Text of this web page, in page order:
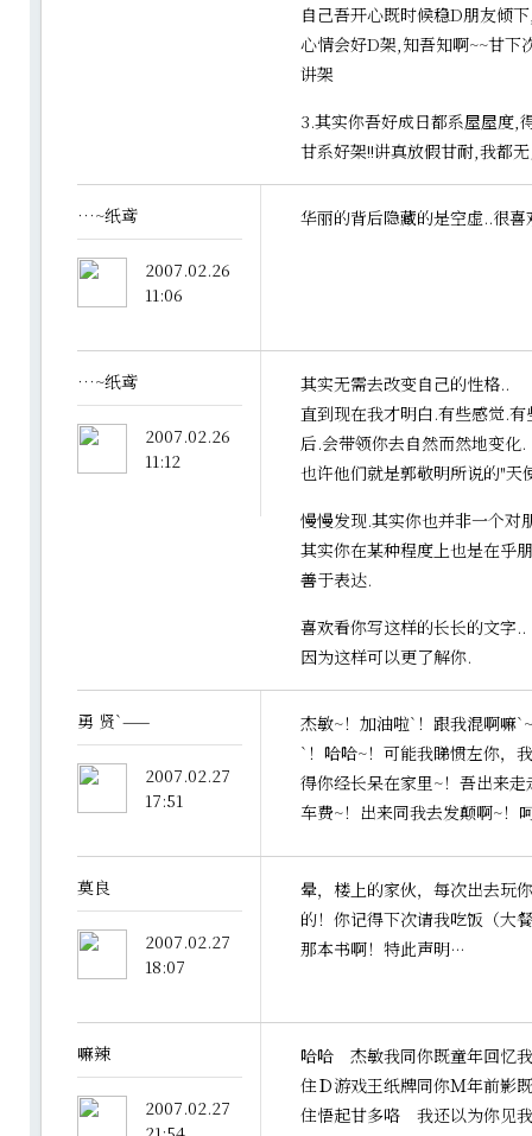
自己吾开心既时候稳D朋友倾
心情会好D架,知吾知啊~~甘下
讲架
3.其实你吾好成日都系屋屋度,
甘系好架!!讲真放假甘耐,我都
华丽的背后隐藏的是空虚..很喜
…~纸鸢
2007.02.26
11:06
其实无需去改变自己的性格..
直到现在我才明白.有些感觉.
后.会带领你去自然而然地变化.
也许他们就是郭敬明所说的"天
慢慢发现.其实你也并非一个对
其实你在某种程度上也是在乎
善于表达.
喜欢看你写这样的长长的文字..
因为这样可以更了解你.
…~纸鸢
2007.02.26
11:12
杰敏~！加油啦`！跟我混啊嘛
`！哈哈~！可能我睇惯左你，
得你经长呆在家里~！吾出来
车费~！出来同我去发颠啊~！
勇 贤`——
2007.02.27
17:51
晕，楼上的家伙，每次出去玩
的！你记得下次请我吃饭（大
那本书啊！特此声明···
莫良
2007.02.27
18:07
哈哈 杰敏我同你既童年回忆
住Ｄ游戏王纸牌同你Ｍ年前影
住悟起甘多咯 我还以为你见
嘛辣
2007.02.27